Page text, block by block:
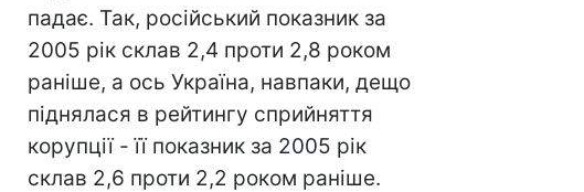
падає. Так, російський показник за
2005 рік склав 2,4 проти 2,8 роком
раніше, а ось Україна, навпаки, дещо
піднялася в рейтингу сприйняття
корупції - її показник за 2005 рік
склав 2,6 проти 2,2 роком раніше.